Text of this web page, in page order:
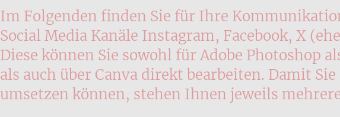
Im Folgenden finden Sie für Ihre
Social Media Kanäle Instagram, Facebook, X
Diese können Sie sowohl für Adobe Photoshop
als auch über Canva direkt bearbeiten. Damit
umsetzen können, stehen Ihnen jeweils